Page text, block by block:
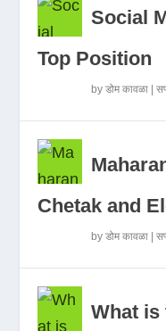
Social
Top Position
byडोम कावळा |
Chetak and
byडोम कावळा |
What is